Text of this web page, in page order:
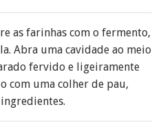
as farinhas com o fermento,
Abra uma cavidade ao meio
fervido e ligeiramente
com uma colher de pau,